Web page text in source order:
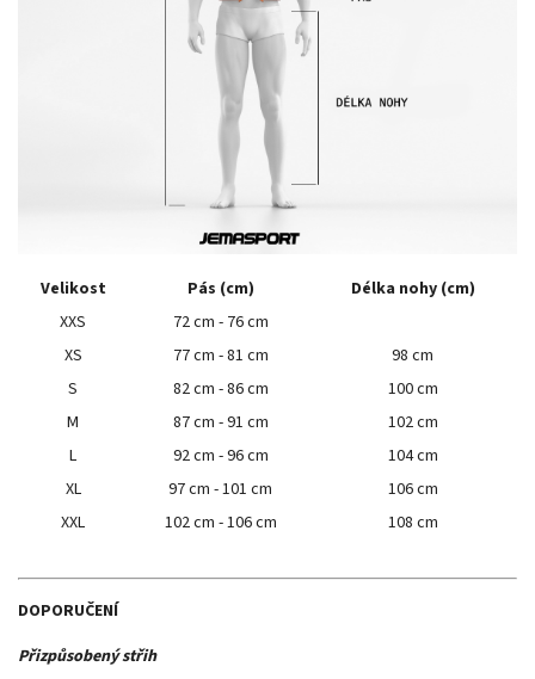
Velikost Pás (cm)
Délka nohy (cm)
XXS
72 cm - 76 cm
XS
77 cm - 81 cm
98 cm
S
82 cm - 86 cm
100 cm
M
87 cm - 91 cm
102 cm
L
92 cm - 96 cm
104 cm
XL
97 cm - 101 cm
106 cm
XXL
102 cm - 106 cm 108 cm
DOPORUČENÍ
Přizpůsobený střih